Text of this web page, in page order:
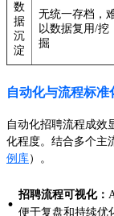
数
据
沉
淀
无统一存档，
以数据复用/挖
掘
自动化与流程标
自动化招聘流程成效
化程度。结合多个主
例库）。
· 招聘流程可视化：
便于复盘和持续优